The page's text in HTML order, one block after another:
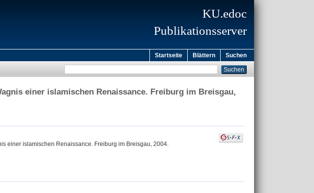
KU.edoc
Publikationsserver
Startseite Blättern Suchen
einer islamischen Renaissance. Freiburg im Breisgau,
einer islamischen Renaissance. Freiburg im Breisgau, 2004.